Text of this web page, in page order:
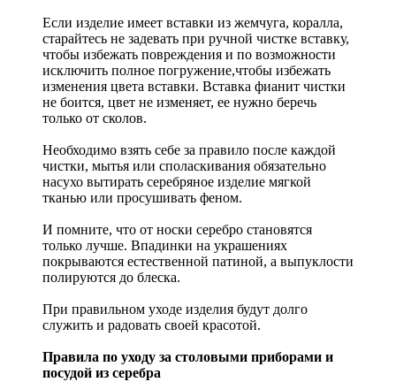
Если изделие имеет вставки из жемчуга, коралла,
старайтесь не задевать при ручной чистке вставку,
чтобы избежать повреждения и по возможности
исключить полное погружение,чтобы избежать
изменения цвета вставки. Вставка фианит чистки
не боится, цвет не изменяет, ее нужно беречь
только от сколов.
Необходимо взять себе за правило после каждой
чистки, мытья или споласкивания обязательно
насухо вытирать серебряное изделие мягкой
тканью или просушивать феном.
И помните, что от носки серебро становятся
только лучше. Впадинки на украшениях
покрываются естественной патиной, а выпуклости
полируются до блеска.
При правильном уходе изделия будут долго
служить и радовать своей красотой.
Правила по уходу за столовыми приборами и
посудой из серебра